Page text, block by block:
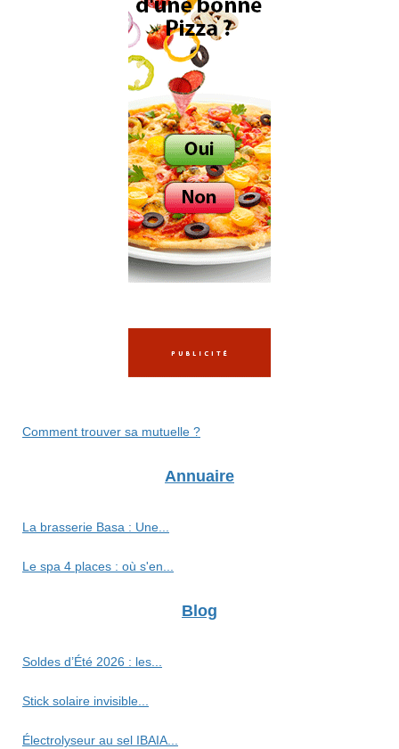
Comment trouver sa mutuelle ?
Annuaire
La brasserie Basa : Une...
Le spa 4 places : où s'en...
Blog
Soldes d’Été 2026 : les...
Stick solaire invisible...
Électrolyseur au sel IBAIA...